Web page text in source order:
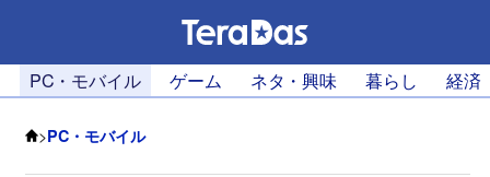
PC・モバイル ゲーム ネタ・興味 暮らし 経済
>PC・モバイル